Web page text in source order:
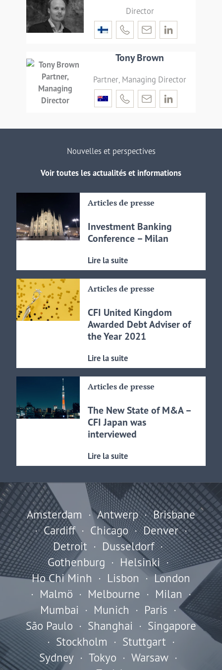
Director
Tony Brown
Partner, Managing Director
Nouvelles et perspectives
Voir toutes les actualités et informations
Articles de presse
Investment Banking
Conference – Milan
Lire la suite
Articles de presse
CFI United Kingdom
Awarded Debt Adviser of
the Year 2021
Lire la suite
Articles de presse
The New State of M&A –
CFI Japan was
interviewed
Lire la suite
Amsterdam ·Antwerp·Brisbane
·Cardiff· Chicago·Denver·
Detroit · Dusseldorf·
Gothenburg · Helsinki·
Ho Chi Minh · Lisbon ·London
· Malmö · Melbourne · Milan ·
Mumbai · Munich · Paris ·
São Paulo · Shanghai · Singapore
· Stockholm · Stuttgart ·
Sydney· Tokyo · Warsaw·